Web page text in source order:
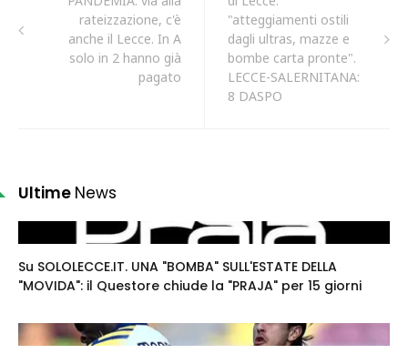
rateizzazione, c'è
anche il Lecce. In A
solo in 2 hanno già
pagato
"atteggiamenti ostili
dagli ultras, mazze e
bombe carta pronte".
LECCE-SALERNITANA:
8 DASPO
Ultime News
Su SOLOLECCE.IT. UNA "BOMBA" SULL'ESTATE DELLA
"MOVIDA": il Questore chiude la "PRAJA" per 15 giorni